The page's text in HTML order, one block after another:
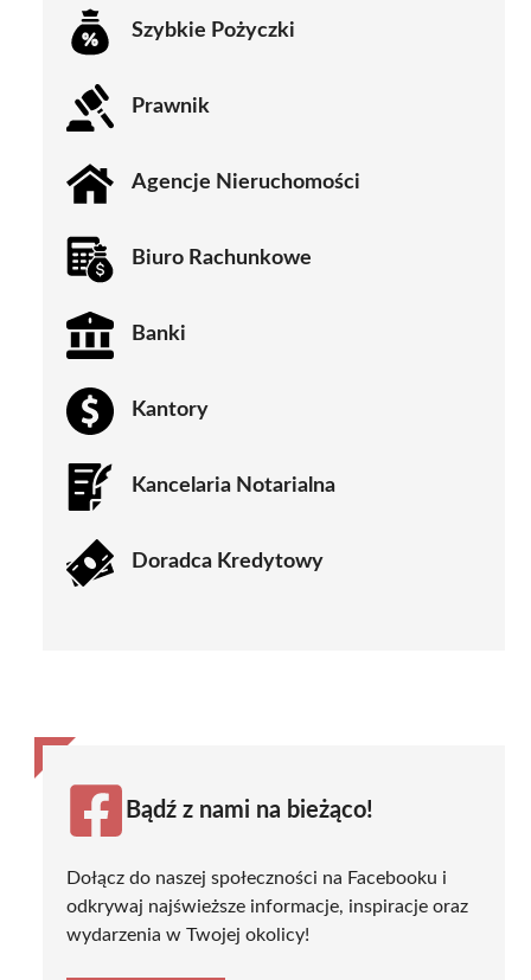
Szybkie Pożyczki
Prawnik
Agencje Nieruchomości
Biuro Rachunkowe
Banki
Kantory
Kancelaria Notarialna
Doradca Kredytowy
Bądź z nami na bieżąco!
Dołącz do naszej społeczności na Facebooku i
odkrywaj najświeższe informacje, inspiracje oraz
wydarzenia w Twojej okolicy!